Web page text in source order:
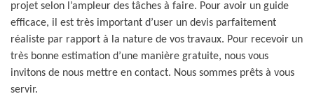
projet selon l’ampleur des tâches à faire. Pour avoir un guide
efficace, il est très important d’user un devis parfaitement
réaliste par rapport à la nature de vos travaux. Pour recevoir un
très bonne estimation d’une manière gratuite, nous vous
invitons de nous mettre en contact. Nous sommes prêts à vous
servir.